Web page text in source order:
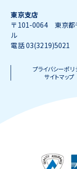
東京支店
〒101-0064 東京都
ル
電話 03(3219)5021
プライバシーポリ
サイトマップ